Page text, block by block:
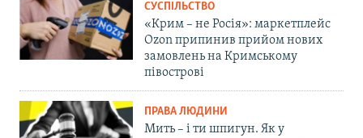
СУСПІЛЬСТВО
«Крим – не Росія»: маркетплейс
Ozon припинив прийом нових
замовлень на Кримському
півострові
ПРАВА ЛЮДИНИ
Мить – і ти шпигун. Як у